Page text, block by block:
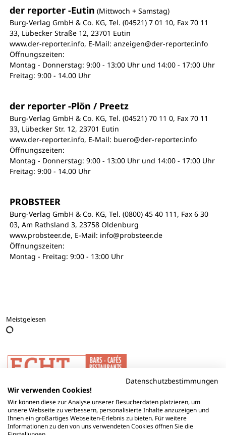
der reporter -Eutin (Mittwoch + Samstag)
Burg-Verlag GmbH & Co. KG, Tel. (04521) 7 01 10, Fax 70 11
33, Lübecker Straße 12, 23701 Eutin
www.der-reporter.info, E-Mail: anzeigen@der-reporter.info
Öffnungszeiten:
Montag - Donnerstag: 9:00 - 13:00 Uhr und 14:00 - 17:00 Uhr
Freitag: 9:00 - 14.00 Uhr
der reporter -Plön / Preetz
Burg-Verlag GmbH & Co. KG, Tel. (04521) 70 11 0, Fax 70 11
33, Lübecker Str. 12, 23701 Eutin
www.der-reporter.info, E-Mail: buero@der-reporter.info
Öffnungszeiten:
Montag - Donnerstag: 9:00 - 13:00 Uhr und 14:00 - 17:00 Uhr
Freitag: 9:00 - 14.00 Uhr
PROBSTEER
Burg-Verlag GmbH & Co. KG, Tel. (0800) 45 40 111, Fax 6 30
03, Am Rathsland 3, 23758 Oldenburg
www.probsteer.de, E-Mail: info@probsteer.de
Öffnungszeiten:
Montag - Freitag: 9:00 - 13:00 Uhr
Meistgelesen
Datenschutzbestimmungen
Wir verwenden Cookies!
Wir können diese zur Analyse unserer Besucherdaten platzieren, um
unsere Webseite zu verbessern, personalisierte Inhalte anzuzeigen und
Ihnen ein großartiges Webseiten-Erlebnis zu bieten. Für weitere
Informationen zu den von uns verwendeten Cookies öffnen Sie die